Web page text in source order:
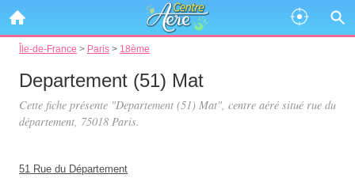
Île-de-France > Paris > 18ème
Departement (51) Mat
Cette fiche présente "Departement (51) Mat", centre aéré situé rue du
département, 75018 Paris.
51 Rue du Département